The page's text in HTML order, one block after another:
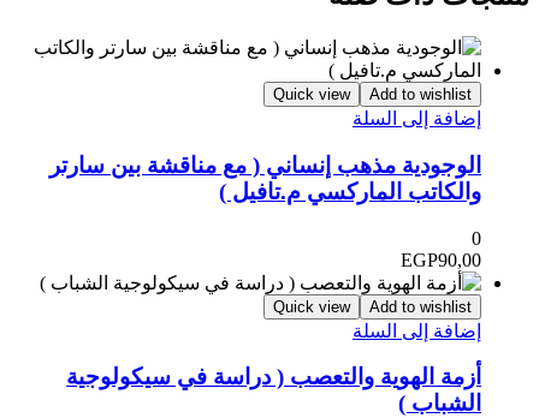
Add to wishlist
Quick view
إضافة إلى السلة
الوجودية مذهب إنساني ( مع مناقشة بين سارتر
والكاتب الماركسي م.تافيل )
0
EGP90,00
Add to wishlist
Quick view
إضافة إلى السلة
أزمة الهوية والتعصب ( دراسة في سيكولوجية
الشباب )